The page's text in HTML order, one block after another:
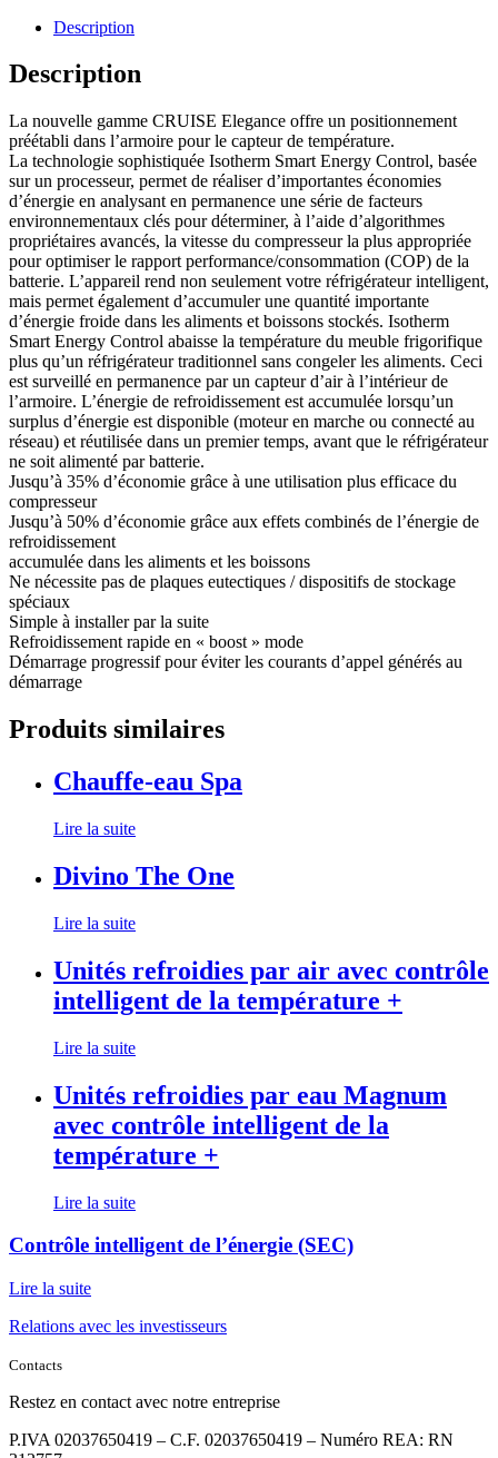
Description
Description
La nouvelle gamme CRUISE Elegance offre un positionnement
préétabli dans l’armoire pour le capteur de température.
La technologie sophistiquée Isotherm Smart Energy Control, basée
sur un processeur, permet de réaliser d’importantes économies
d’énergie en analysant en permanence une série de facteurs
environnementaux clés pour déterminer, à l’aide d’algorithmes
propriétaires avancés, la vitesse du compresseur la plus appropriée
pour optimiser le rapport performance/consommation (COP) de la
batterie. L’appareil rend non seulement votre réfrigérateur intelligent,
mais permet également d’accumuler une quantité importante
d’énergie froide dans les aliments et boissons stockés. Isotherm
Smart Energy Control abaisse la température du meuble frigorifique
plus qu’un réfrigérateur traditionnel sans congeler les aliments. Ceci
est surveillé en permanence par un capteur d’air à l’intérieur de
l’armoire. L’énergie de refroidissement est accumulée lorsqu’un
surplus d’énergie est disponible (moteur en marche ou connecté au
réseau) et réutilisée dans un premier temps, avant que le réfrigérateur
ne soit alimenté par batterie.
Jusqu’à 35% d’économie grâce à une utilisation plus efficace du
compresseur
Jusqu’à 50% d’économie grâce aux effets combinés de l’énergie de
refroidissement
accumulée dans les aliments et les boissons
Ne nécessite pas de plaques eutectiques / dispositifs de stockage
spéciaux
Simple à installer par la suite
Refroidissement rapide en « boost » mode
Démarrage progressif pour éviter les courants d’appel générés au
démarrage
Produits similaires
Chauffe-eau Spa
Lire la suite
Divino The One
Lire la suite
Unités refroidies par air avec contrôle
intelligent de la température +
Lire la suite
Unités refroidies par eau Magnum
avec contrôle intelligent de la
température +
Lire la suite
Contrôle intelligent de l’énergie (SEC)
Lire la suite
Relations avec les investisseurs
Contacts
Restez en contact avec notre entreprise
P.IVA 02037650419 – C.F. 02037650419 – Numéro REA: RN